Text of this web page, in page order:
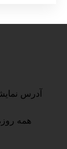
آدرس
همه روزه